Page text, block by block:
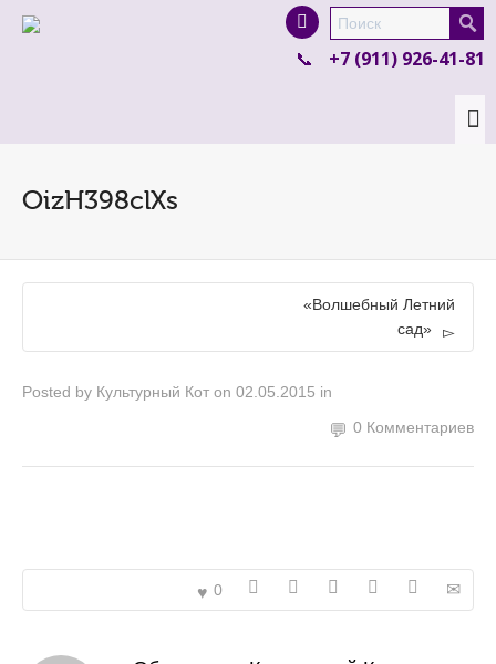
product in a size size .
colour items.
+7 (911) 926-41-81
OizH398clXs
«Волшебный Летний
сад»
Posted by Культурный Кот on 02.05.2015 in
0 Комментариев
0